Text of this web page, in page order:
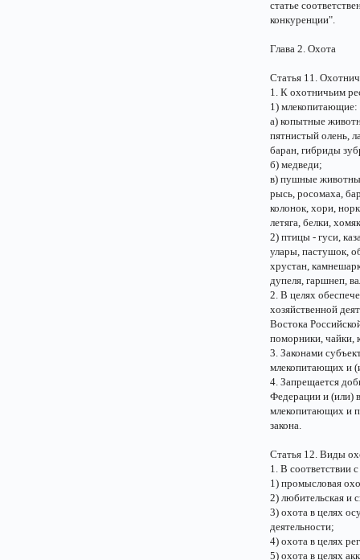
статье
конкуренции".
Глава 2. Охота
Статья 11.
1. К охотничьим
1) млекопитающие:
а) копытные
пятнистый олень,
баран, гибриды
б) медведи;
в) пушные
рысь, росомаха,
колонок, хори,
летяга, белки,
2) птицы - гуси,
улары, пастушок,
хрустан,
дупеля, гаршнеп,
2. В целях
хозяйственной
Востока
поморники, чайки,
3. Законами
млекопитающих и
4. Запрещается
Федерации и (или)
млекопитающих и
закона.
Статья 12. Виды
1. В соответствии
1) промысловая
2) любительская и
3) охота в целях
деятельности;
4) охота в целях
5) охота в целях